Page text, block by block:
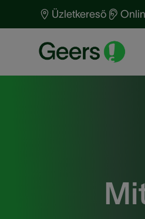
Üzletkereső
Hallásvizsgálat -
számíthat?
Hallás anatómia
Amíg megszokja a
hallókészüléket
Hallókészülék árak
Mi vár rám az
Ismerje meg
anyavállalatunkat!
Ugrás a blogra